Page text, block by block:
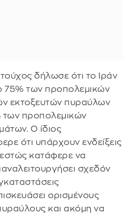
δήλωσε ότι το Ιράν
75% των προπολεμικών
εκτοξευτών πυραύλων
των προπολεμικών
Ο ίδιος
ότι υπάρχουν ενδείξεις
κατάφερε να
σχεδόν
ορισμένους
και ακόμη να